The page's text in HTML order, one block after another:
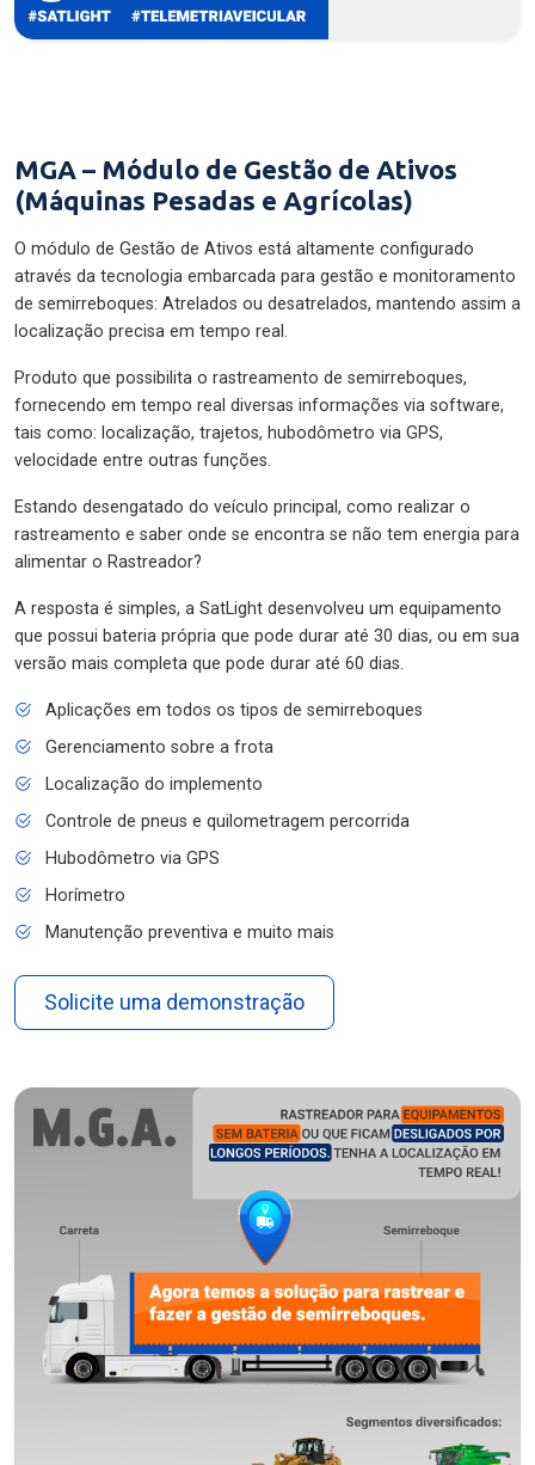
MGA – Módulo de Gestão de Ativos
(Máquinas Pesadas e Agrícolas)
O módulo de Gestão de Ativos está altamente configurado
através da tecnologia embarcada para gestão e monitoramento
de semirreboques: Atrelados ou desatrelados, mantendo assim a
localização precisa em tempo real.
Produto que possibilita o rastreamento de semirreboques,
fornecendo em tempo real diversas informações via software,
tais como: localização, trajetos, hubodômetro via GPS,
velocidade entre outras funções.
Estando desengatado do veículo principal, como realizar o
rastreamento e saber onde se encontra se não tem energia para
alimentar o Rastreador?
A resposta é simples, a SatLight desenvolveu um equipamento
que possui bateria própria que pode durar até 30 dias, ou em sua
versão mais completa que pode durar até 60 dias.
Aplicações em todos os tipos de semirreboques
Gerenciamento sobre a frota
Localização do implemento
Controle de pneus e quilometragem percorrida
Hubodômetro via GPS
Horímetro
Manutenção preventiva e muito mais
Solicite uma demonstração